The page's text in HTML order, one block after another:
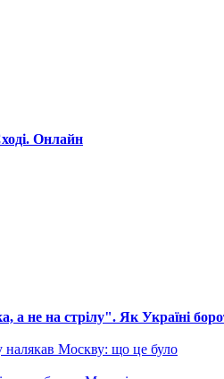
Онлайн
а не на стрілу". Як Україні
налякав Москву: що це було